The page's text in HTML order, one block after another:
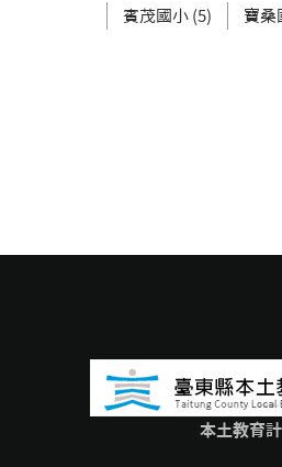
賓茂國小 (5) 寶桑
本土教育